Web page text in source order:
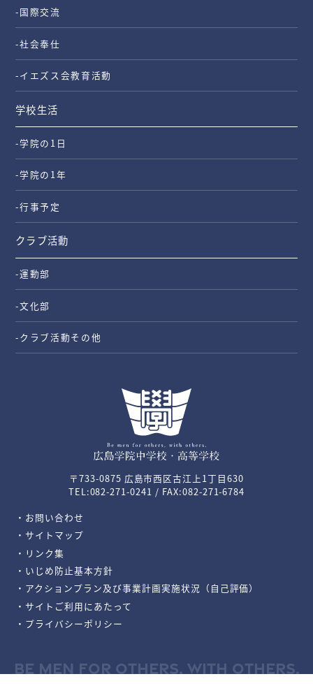
〒733-0875 広島市西区古江上1丁目630
TEL:082-271-0241 / FAX:082-271-6784
・お問い合わせ
・サイトマップ
・リンク集
・いじめ防止基本方針
・アクションプラン及び事業計画実施状況（自己評価）
・サイトご利用にあたって
・プライバシーポリシー
-国際交流
-社会奉仕
-イエズス会教育活動
学校生活
-学院の1日
-学院の1年
-行事予定
クラブ活動
-運動部
-文化部
-クラブ活動その他
BE MEN FOR OTHERS, WITH OTHERS.